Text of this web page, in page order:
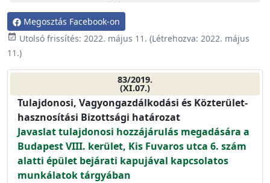
Megosztás Facebook-on
event_available Utolsó frissítés: 2022. május 11. (Létrehozva: 2022. május
11.)
83/2019.
(XI.07.)
Tulajdonosi, Vagyongazdálkodási és Közterület-
hasznosítási Bizottsági határozat
Javaslat tulajdonosi hozzájárulás megadására a
Budapest VIII. kerület, Kis Fuvaros utca 6. szám
alatti épület bejárati kapujával kapcsolatos
munkálatok tárgyában